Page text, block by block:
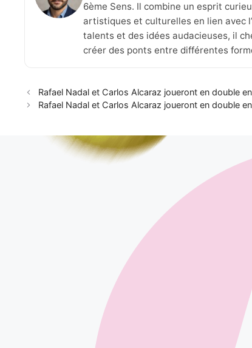
6ème Sens. Il combine un esprit
artistiques et culturelles en lien avec
talents et des idées audacieuses, il
créer des ponts entre différentes
Rafael Nadal et Carlos Alcaraz joueront en double
Rafael Nadal et Carlos Alcaraz joueront en double